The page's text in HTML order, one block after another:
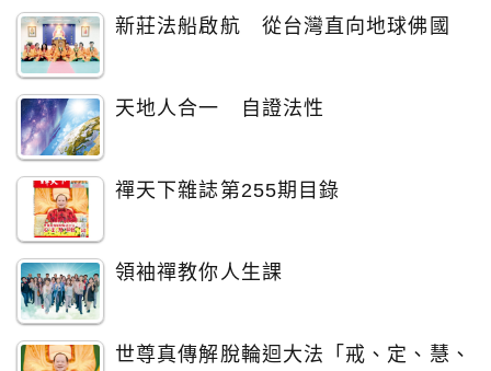
新莊法船啟航 從台灣直向地球佛國
天地人合一 自證法性
禪天下雜誌第255期目錄
領袖禪教你人生課
世尊真傳解脫輪迴大法「戒、定、慧、